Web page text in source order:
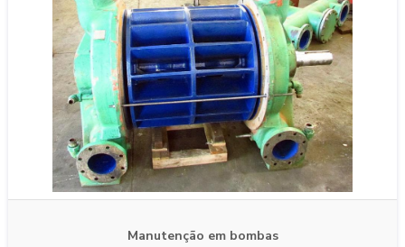
Manutenção em bombas